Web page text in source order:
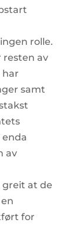
rolle.
resten av
har
samt
enda
av
greit at de
for